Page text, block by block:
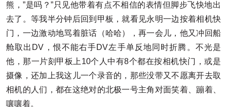
熊，”是吗？”只见他带着有点不相信的表情但脚步飞快地出
去了。等我半分钟后回到甲板，就看见永明一边按着相机快
门，一边激动地骂着脏话（哈哈），再一会儿，他又冲回船
舱取出DV，恨不能右手DV左手单反地同时折腾。不光是
他，那一片刻甲板上10个人中有8个都在按相机快门，或是
摄像，还加上我这儿一个录音的，那些没带又不愿离开去取
相机的人们，都在这绝对的北极一号主角对面笑着、蹦着、
嚷嚷着。